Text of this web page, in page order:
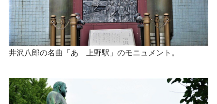
井沢八郎の名曲「あゝ上野駅」のモニュメント。